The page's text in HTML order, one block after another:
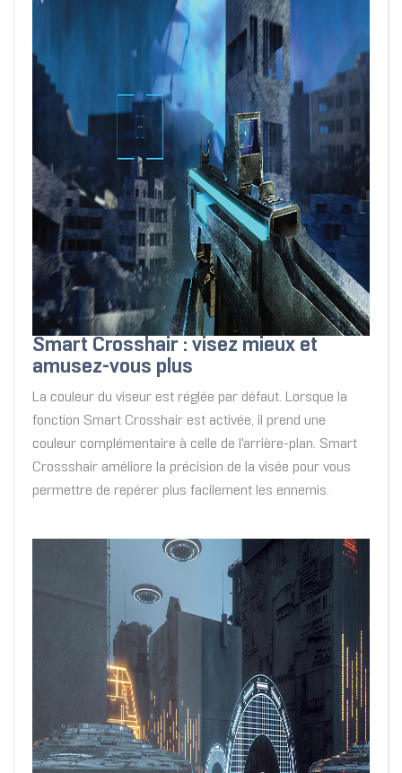
Smart Crosshair : visez mieux et
amusez-vous plus
La couleur du viseur est réglée par défaut. Lorsque la
fonction Smart Crosshair est activée, il prend une
couleur complémentaire à celle de l'arrière-plan. Smart
Crossshair améliore la précision de la visée pour vous
permettre de repérer plus facilement les ennemis.